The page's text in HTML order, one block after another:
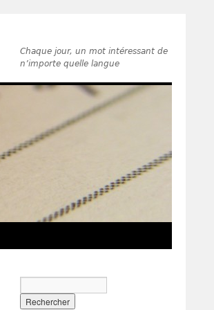
Chaque jour, un mot intéressant de
n’importe quelle langue